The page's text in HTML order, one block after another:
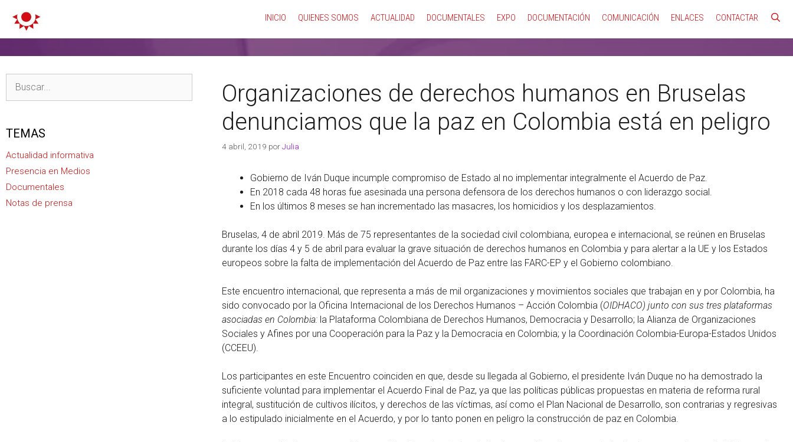
INICIO QUIENES SOMOS ACTUALIDAD DOCUMENTALES EXPO DOCUMENTACIÓN COMUNICACIÓN ENLACES CONTACTAR
Organizaciones de derechos humanos en Bruselas
denunciamos que la paz en Colombia está en peligro
4 abril, 2019 porJulia
Gobierno de Iván Duque incumple compromiso de Estado al no implementar integralmente el Acuerdo de Paz.
En 2018 cada 48 horas fue asesinada una persona defensora de los derechos humanos o con liderazgo social.
En los últimos 8 meses se han incrementado las masacres, los homicidios y los desplazamientos.
Bruselas, 4 de abril 2019. Más de 75 representantes de la sociedad civil colombiana, europea e internacional, se reúnen en Bruselas
durante los días 4 y 5 de abril para evaluar la grave situación de derechos humanos en Colombia y para alertar a la UE y los Estados
europeos sobre la falta de implementación del Acuerdo de Paz entre las FARC-EP y el Gobierno colombiano.
Este encuentro internacional, que representa a más de mil organizaciones y movimientos sociales que trabajan en y por Colombia, ha
sido convocado por la Oficina Internacional de los Derechos Humanos – Acción Colombia (OIDHACO) junto con sus tres plataformas
asociadas en Colombia: la Plataforma Colombiana de Derechos Humanos, Democracia y Desarrollo; la Alianza de Organizaciones
Sociales y Afines por una Cooperación para la Paz y la Democracia en Colombia; y la Coordinación Colombia-Europa-Estados Unidos
(CCEEU).
Los participantes en este Encuentro coinciden en que, desde su llegada al Gobierno, el presidente Iván Duque no ha demostrado la
suficiente voluntad para implementar el Acuerdo Final de Paz, ya que las políticas públicas propuestas en materia de reforma rural
integral, sustitución de cultivos ilícitos, y derechos de las víctimas, así como el Plan Nacional de Desarrollo, son contrarias y regresivas
a lo estipulado inicialmente en el Acuerdo, y por lo tanto ponen en peligro la construcción de paz en Colombia.
TEMAS
Actualidad informativa
Presencia en Medios
Documentales
Notas de prensa